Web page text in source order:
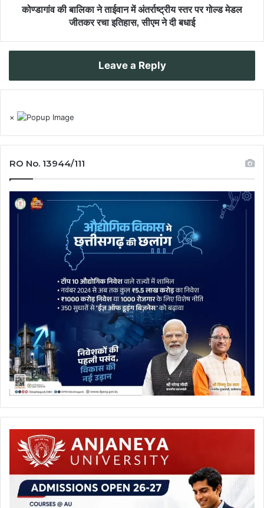
कोण्डागांव की बालिका ने ताईवान में अंतर्राष्ट्रीय स्तर पर गोल्ड मेडल
जीतकर रचा इतिहास, सीएम ने दी बधाई
Leave a Reply
×
RO No. 13944/111